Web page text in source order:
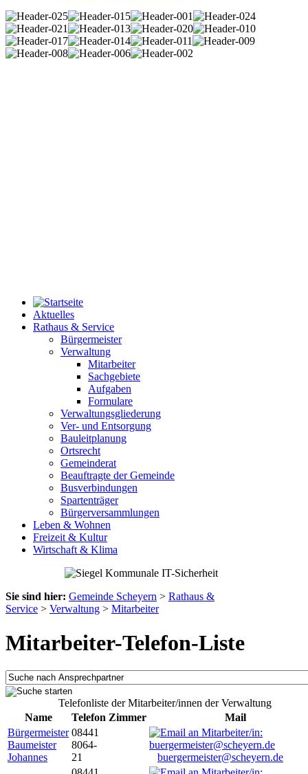
Aktuelles
Rathaus & Service
Bürgermeister
Verwaltung
Mitarbeiter
Sachgebiete
Aufgaben
Formulare
Verwaltungsgliederung
Ver- und Entsorgung
Bauleitplanung
Ortsrecht
Gemeinderat
Beauftragte der Gemeinde
Busverbindungen
Spartenträger
Bürgerversammlungen
Leben & Wohnen
Freizeit & Kultur
Wirtschaft & Klima
Sie sind hier: Gemeinde Scheyern > Rathaus &
Service > Verwaltung > Mitarbeiter
Mitarbeiter-Telefon-Liste
Telefonliste der Mitarbeiter/innen der Verwaltung
Name
Telefon Zimmer
Mail
Bürgermeister
Baumeister
Johannes
08441
8064-
21
buergermeister@scheyern.de